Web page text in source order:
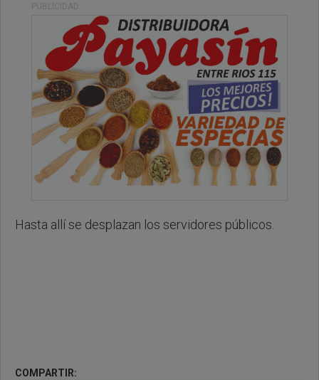
PUBLICIDAD
Hasta allí se desplazan los servidores públicos.
COMPARTIR: